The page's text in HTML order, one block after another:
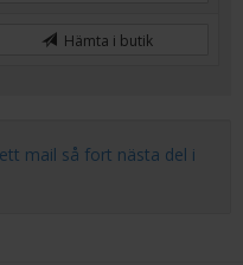
Hämta i butik
mail så fort nästa del i